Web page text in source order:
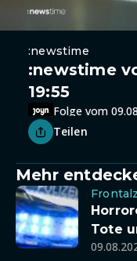
:newstime
:newstime
19:55
Folge vom
Teilen
Mehr
Tote